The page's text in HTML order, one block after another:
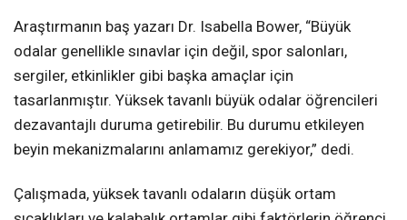
Araştırmanın baş yazarı Dr. Isabella Bower, “Büyük
odalar genellikle sınavlar için değil, spor salonları,
sergiler, etkinlikler gibi başka amaçlar için
tasarlanmıştır. Yüksek tavanlı büyük odalar öğrencileri
dezavantajlı duruma getirebilir. Bu durumu etkileyen
beyin mekanizmalarını anlamamız gerekiyor,” dedi.
Çalışmada, yüksek tavanlı odaların düşük ortam